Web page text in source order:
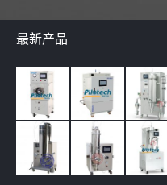
最新产品